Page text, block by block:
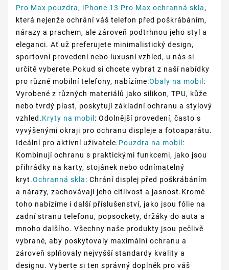
Pro Max pouzdra, iPhone 13 Pro Max ochranná skla,
která nejenže ochrání váš telefon před poškrábáním,
nárazy a prachem, ale zároveň podtrhnou jeho styl a
eleganci. Ať už preferujete minimalistický design,
sportovní provedení nebo luxusní vzhled, u nás si
určitě vyberete.Pokud si chcete vybrat z naší nabídky
pro různé mobilní telefony, nabízíme:Obaly na mobil:
Vyrobené z různých materiálů jako silikon, TPU, kůže
nebo tvrdý plast, poskytují základní ochranu a stylový
vzhled.Kryty na mobil: Odolnější provedení, často s
vyvýšenými okraji pro ochranu displeje a fotoaparátu.
Ideální pro aktivní uživatele.Pouzdra na mobil:
Kombinují ochranu s praktickými funkcemi, jako jsou
přihrádky na karty, stojánek nebo odnímatelný
kryt.Ochranná skla: Chrání displej před poškrábáním
a nárazy, zachovávají jeho citlivost a jasnost.Kromě
toho nabízíme i další příslušenství, jako jsou fólie na
zadní stranu telefonu, popsockety, držáky do auta a
mnoho dalšího. Všechny naše produkty jsou pečlivě
vybrané, aby poskytovaly maximální ochranu a
zároveň splňovaly nejvyšší standardy kvality a
designu. Vyberte si ten správný doplněk pro váš